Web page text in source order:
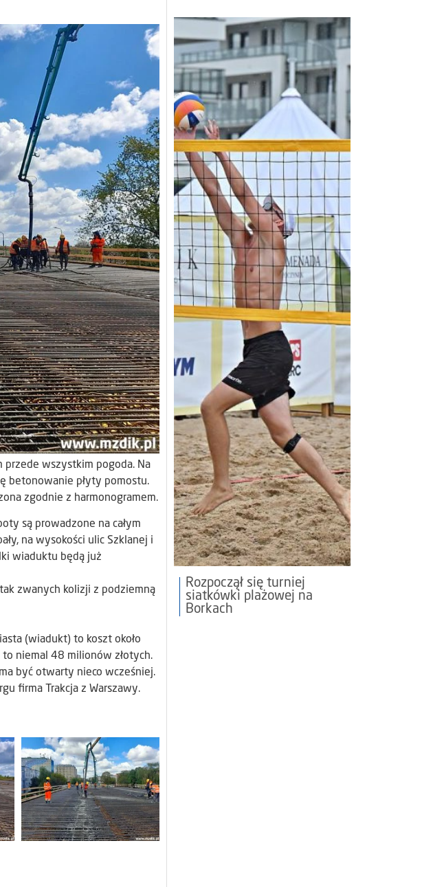
przede wszystkim pogoda. Na
betonowanie płyty pomostu.
zgodnie z harmonogramem.
są prowadzone na całym
na wysokości ulic Szklanej i
wiaduktu będą już
zwanych kolizji z podziemną
(wiadukt) to koszt około
niemal 48 milionów złotych.
być otwarty nieco wcześniej.
firma Trakcja z Warszawy.
Rozpoczął się turniej
siatkówki plażowej na
Borkach